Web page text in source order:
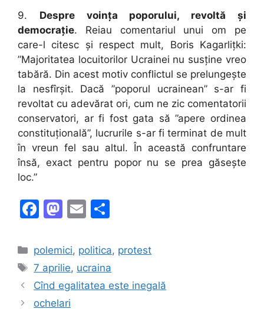
9. Despre voința poporului, revoltă și
democrație. Reiau comentariul unui om pe
care-l citesc și respect mult, Boris Kagarlițki:
”Majoritatea locuitorilor Ucrainei nu susține vreo
tabără. Din acest motiv conflictul se prelungește
la nesfîrșit. Dacă ”poporul ucrainean” s-ar fi
revoltat cu adevărat ori, cum ne zic comentatorii
conservatori, ar fi fost gata să ”apere ordinea
constituțională”, lucrurile s-ar fi terminat de mult
în vreun fel sau altul. În această confruntare
însă, exact pentru popor nu se prea găsește
loc.”
F
c
e
b
o
M
st
o
d
o
E
ai
l
ar
e
Categories
polemici, politica, protest
Tags
7 aprilie, ucraina
Cînd egalitatea este inegală
ochelari